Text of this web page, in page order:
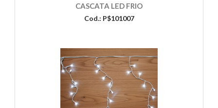
CASCATA LED FRIO
Cod.: P$101007